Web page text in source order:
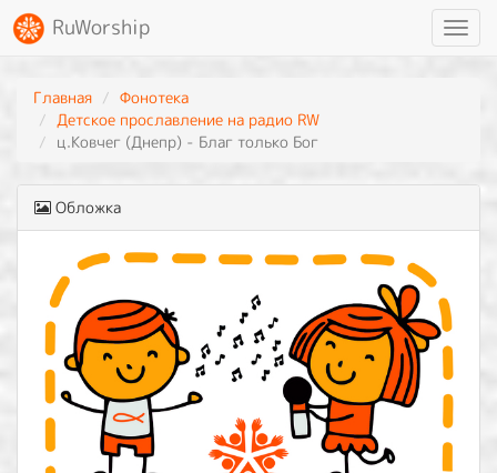
RuWorship
Главная
Фонотека
Детское прославление на радио RW
ц.Ковчег (Днепр) - Благ только Бог
Обложка